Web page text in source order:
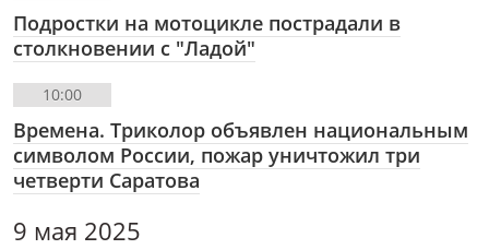
Подростки на мотоцикле пострадали в
столкновении с "Ладой"
10:00
Времена. Триколор объявлен национальным
символом России, пожар уничтожил три
четверти Саратова
9 мая 2025